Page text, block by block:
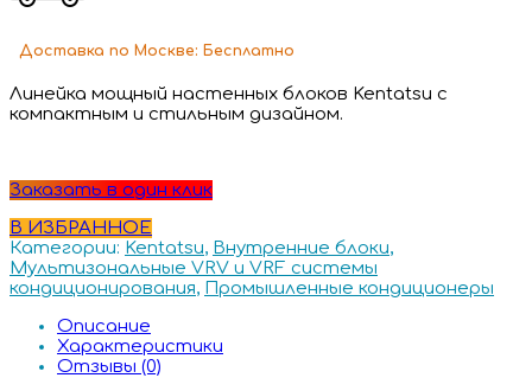
Доставка по Москве: Бесплатно
Линейка мощный настенных блоков Kentatsu с
компактным и стильным дизайном.
Заказать в один клик
В ИЗБРАННОЕ
Категории: Kentatsu, Внутренние блоки,
Мультизональные VRV и VRF системы
кондиционирования, Промышленные кондиционеры
Описание
Характеристики
Отзывы (0)